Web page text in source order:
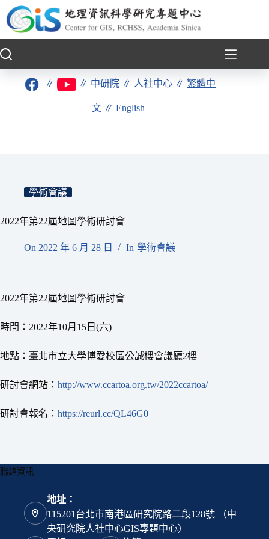
至
要
∥ ∥ 中研院 ∥ 人社中心 ∥繁體中
文 ∥English
學術會議
2022年第22屆地圖學術研討會
On 2022 年 6 月 28 日 In 學術會議
2022年第22屆地圖學術研討會
時間：2022年10月15日(六)
地點：臺北市立大學博愛校區公誠樓會議廳2樓
研討會網站： http://www.ccartoa.org.tw/2022ccartoa/
研討會報名： https://reurl.cc/QL46G0
聯絡資訊
地址：
115201台北市南港區研究院路二段128號 （中
央研究院人社中心GIS專題中心）